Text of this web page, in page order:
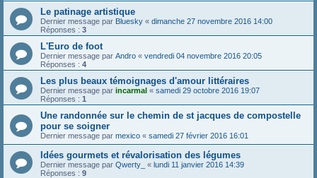
Le patinage artistique
Dernier message par Bluesky « dimanche 27 novembre 2016 14:00
Réponses : 3
L'Euro de foot
Dernier message par Andro « vendredi 04 novembre 2016 20:05
Réponses : 4
Les plus beaux témoignages d'amour littéraires
Dernier message par incarmal « samedi 29 octobre 2016 19:07
Réponses : 1
Une randonnée sur le chemin de st jacques de compostelle
pour se soigner
Dernier message par mexico « samedi 27 février 2016 16:01
Idées gourmets et révalorisation des légumes
Dernier message par Qwerty_ « lundi 11 janvier 2016 14:39
Réponses : 9